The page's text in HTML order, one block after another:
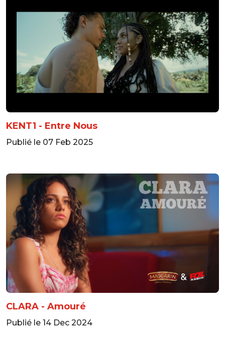
KENT1 - Entre Nous
Publié le 07 Feb 2025
CLARA - Amouré
Publié le 14 Dec 2024